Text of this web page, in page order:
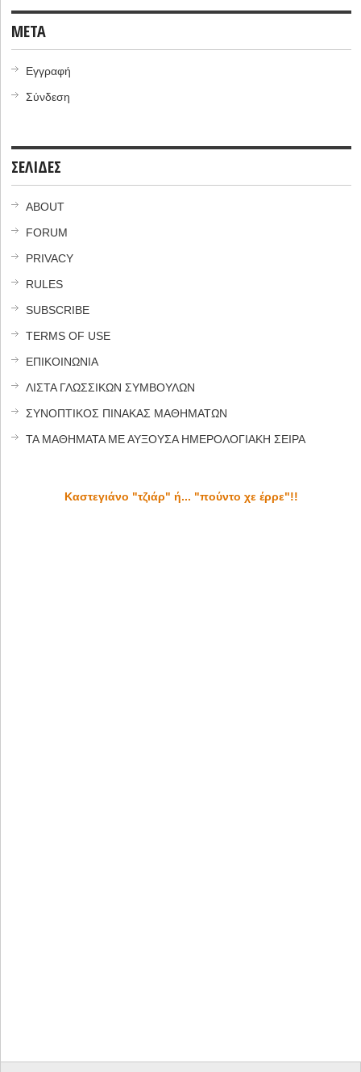
META
Εγγραφή
Σύνδεση
ΣΕΛΙΔΕΣ
ABOUT
FORUM
PRIVACY
RULES
SUBSCRIBE
TERMS OF USE
ΕΠΙΚΟΙΝΩΝΙΑ
ΛΙΣΤΑ ΓΛΩΣΣΙΚΩΝ ΣΥΜΒΟΥΛΩΝ
ΣΥΝΟΠΤΙΚΟΣ ΠΙΝΑΚΑΣ ΜΑΘΗΜΑΤΩΝ
ΤΑ ΜΑΘΗΜΑΤΑ ΜΕ ΑΥΞΟΥΣΑ ΗΜΕΡΟΛΟΓΙΑΚΗ ΣΕΙΡΑ
Καστεγιάνο "τζιάρ" ή... "πούντο χε έρρε"!!